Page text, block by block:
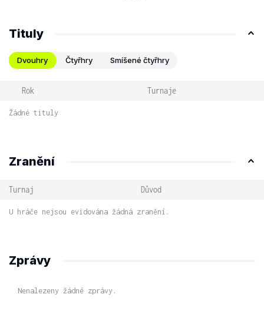
Tituly
Dvouhry Čtyřhry Smíšené čtyřhry
Rok Turnaje
Žádné tituly
Zranění
Turnaj Důvod
U hráče nejsou evidována žádná zranění.
Zprávy
Nenalezeny žádné zprávy.